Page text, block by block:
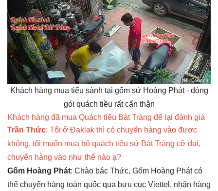
Khách hàng mua tiểu sành tại gốm sứ Hoàng Phát - đóng
gói quách tiều rất cẩn thận
Khách hàng đã mua Quách tiểu Bát Tràng để lại đánh giá
Trần Thức: Tôi ở Đaklak thì có chuyển hàng vào được
không, tôi muốn mua bộ quách tiểu sứ Bát Tràng cỡ đại,
chuyển hàng vào như thế nào ạ?
Gốm Hoàng Phát: Chào bác Thức, Gốm Hoàng Phát có
thể chuyển hàng toàn quốc qua bưu cục Viettel, nhận hàng